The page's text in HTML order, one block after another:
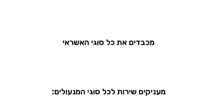
מכבדים את כל סוגי האשראי
מעניקים שירות לכל סוגי המנעולים: